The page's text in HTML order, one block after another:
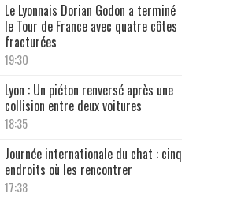
Le Lyonnais Dorian Godon a terminé
le Tour de France avec quatre côtes
fracturées
19:30
Lyon : Un piéton renversé après une
collision entre deux voitures
18:35
Journée internationale du chat : cinq
endroits où les rencontrer
17:38